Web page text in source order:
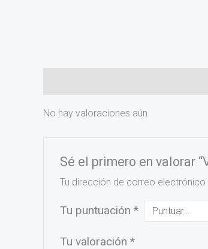
No hay valoraciones aún.
Sé el primero en valorar
Tu dirección de correo electrónico
Tu puntuación *
Tu valoración *